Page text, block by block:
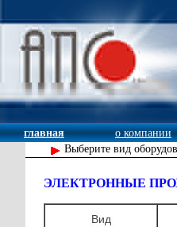
главная о компании
Выберите вид
ЭЛЕКТРОННЫЕ
Вид